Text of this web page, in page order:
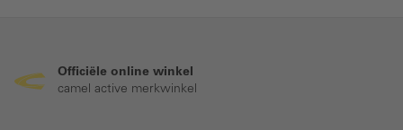
Officiële online winkel
camel active merkwinkel